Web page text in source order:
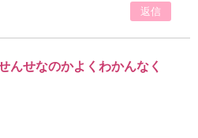
返信
んせなのかよくわかんなく